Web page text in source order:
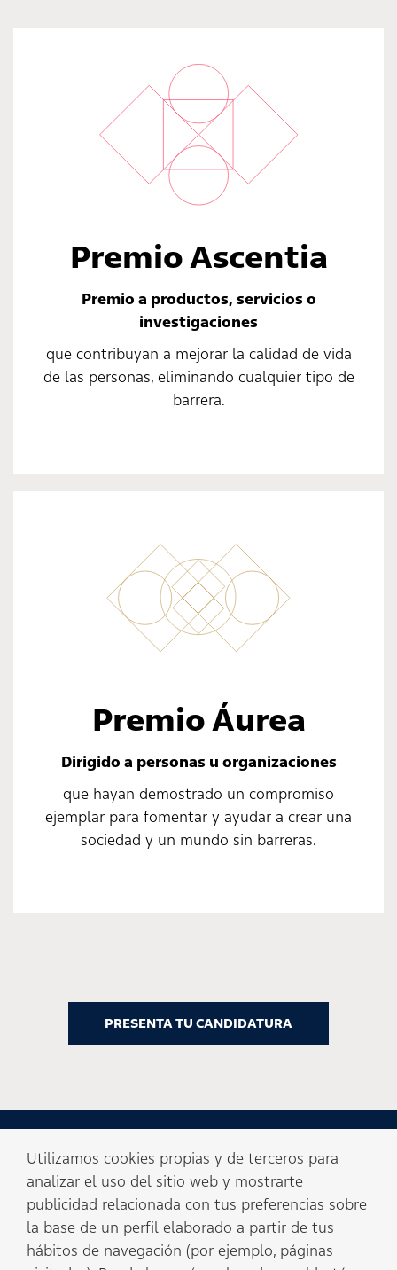
Premio Ascentia
Premio a productos, servicios o
investigaciones
que contribuyan a mejorar la calidad de vida
de las personas, eliminando cualquier tipo de
barrera.
Premio Áurea
Dirigido a personas u organizaciones
que hayan demostrado un compromiso
ejemplar para fomentar y ayudar a crear una
sociedad y un mundo sin barreras.
PRESENTA TU CANDIDATURA
Utilizamos cookies propias y de terceros para
analizar el uso del sitio web y mostrarte
publicidad relacionada con tus preferencias sobre
la base de un perfil elaborado a partir de tus
hábitos de navegación (por ejemplo, páginas